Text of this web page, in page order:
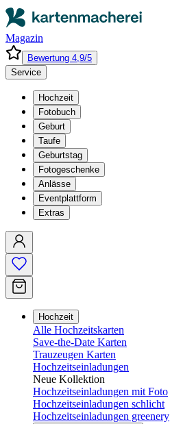
Magazin
Bewertung 4,9/5
Service
Hochzeit
Fotobuch
Geburt
Taufe
Geburtstag
Fotogeschenke
Anlässe
Eventplattform
Extras
Hochzeit
Alle Hochzeitskarten
Save-the-Date Karten
Trauzeugen Karten
Hochzeitseinladungen
Neue Kollektion
Hochzeitseinladungen mit Foto
Hochzeitseinladungen schlicht
Hochzeitseinladungen greenery